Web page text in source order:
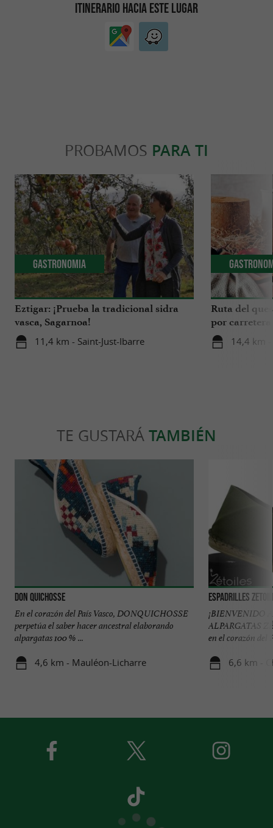
ITINERARIO HACIA ESTE LUGAR
PROBAMOS PARA TI
Eztigar: ¡Prueba la tradicional sidra
vasca, Sagarnoa!
11,4 km - Saint-Just-Ibarre
Gastronomia
Ruta del
por carretera
Iraty
14,4 km
TE GUSTARÁ TAMBIÉN
Don Quichosse
En el corazón del País Vasco, DONQUICHOSSE
perpetúa el saber hacer ancestral elaborando
alpargatas 100 % ...
4,6 km - Mauléon-Licharre
Espadrilles
¡BIENVENIDO
ALPARGATAS
en el corazón del
6,6 km -